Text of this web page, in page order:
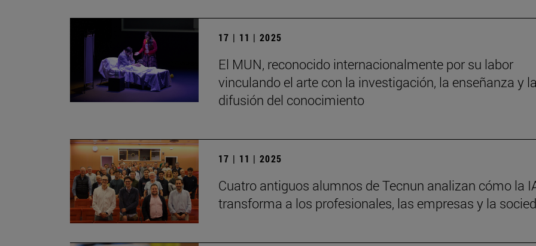
17 | 11 | 2025
El MUN, reconocido internacionalmente por su labor
vinculando el arte con la investigación, la enseñanza y
difusión del conocimiento
17 | 11 | 2025
Cuatro antiguos alumnos de Tecnun analizan cómo la
transforma a los profesionales, las empresas y la